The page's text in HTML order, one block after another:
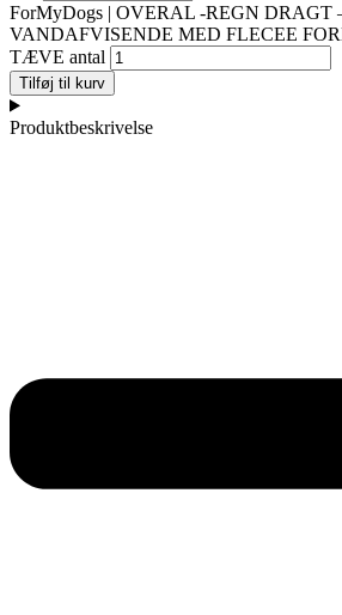
ForMyDogs | OVERAL -REGN DRAGT
VANDAFVISENDE MED FLECEE
TÆVE antal
Tilføj til kurv
Produktbeskrivelse